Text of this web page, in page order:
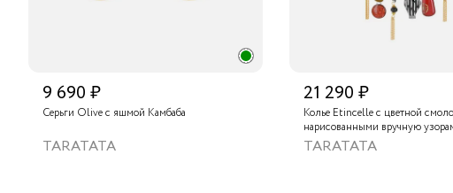
9 690 ₽
Серьги Olive с яшмой Камбаба
TARATATA
21 290 ₽
Колье Etincelle с цветной
нарисованными вручную
слюдяным порошком, золотой
стеклянными бусинам и
TARATATA